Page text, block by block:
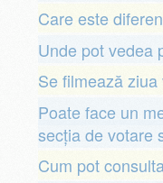
Care este
Unde pot vedea
Se filmează
Poate face un
secția de votare
Cum pot